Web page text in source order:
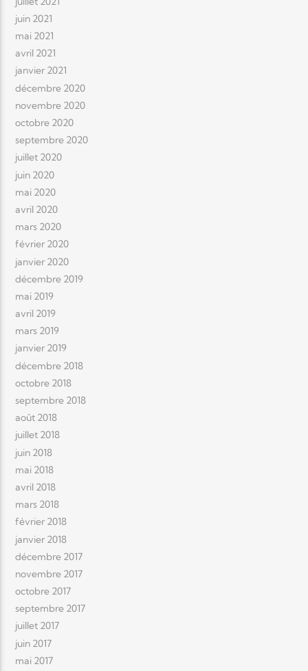
juin 2021
mai 2021
avril 2021
janvier 2021
décembre 2020
novembre 2020
octobre 2020
septembre 2020
juillet 2020
juin 2020
mai 2020
avril 2020
mars 2020
février 2020
janvier 2020
décembre 2019
mai 2019
avril 2019
mars 2019
janvier 2019
décembre 2018
octobre 2018
septembre 2018
août 2018
juillet 2018
juin 2018
mai 2018
avril 2018
mars 2018
février 2018
janvier 2018
décembre 2017
novembre 2017
octobre 2017
septembre 2017
juillet 2017
juin 2017
mai 2017